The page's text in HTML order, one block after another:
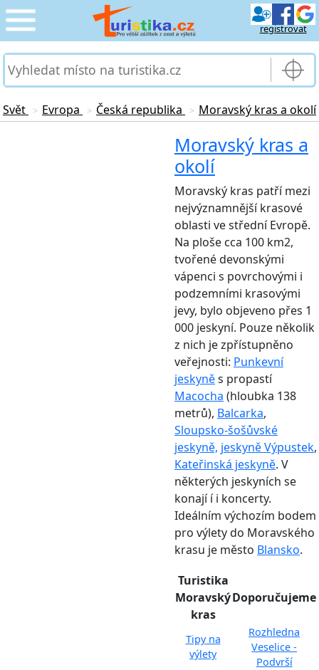
registrovat
CESTOVÁNÍ
SLUŽBY & DOPRAVA
Svět > Evropa > Česká republika > Moravský kras a okolí
Moravský kras a
okolí
Moravský kras patří mezi
nejvýznamnější krasové
oblasti ve střední Evropě.
Na ploše cca 100 km2,
tvořené devonskými
vápenci s povrchovými i
podzemními krasovými
jevy, bylo objeveno přes 1
000 jeskyní. Pouze několik
z nich je zpřístupněno
veřejnosti: Punkevní
jeskyněs propastí
Macocha (hloubka 138
metrů), Balcarka,
Sloupsko-šošůvské
jeskyně, jeskyně Výpustek,
Kateřinská jeskyně. V
některých jeskyních se
konají í i koncerty.
Ideálním výchozím bodem
pro výlety do Moravského
krasu je město Blansko.
Turistika
Moravský
kras
Doporučujeme
Tipy na
výlety
Rozhledna
Veselice -
Podvrší